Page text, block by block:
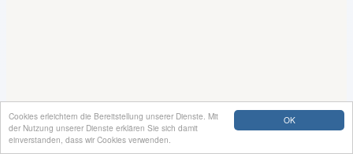
OK
Cookies erleichtern die Bereitstellung unserer Dienste. Mit
der Nutzung unserer Dienste erklären Sie sich damit
einverstanden, dass wir Cookies verwenden.